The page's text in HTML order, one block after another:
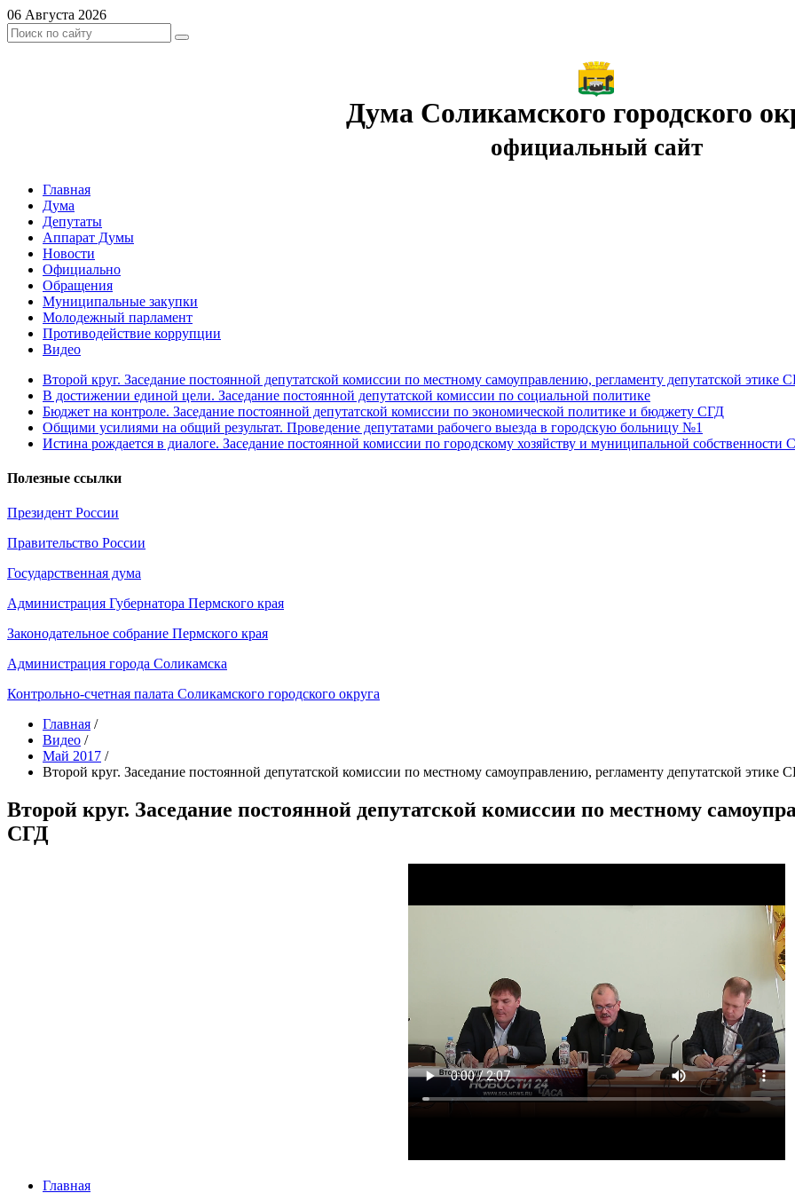
06 Августа 2026
Дума Соликамского городского
официальный сайт
Главная
Дума
Депутаты
Аппарат Думы
Новости
Официально
Обращения
Муниципальные закупки
Молодежный парламент
Противодействие коррупции
Видео
Второй круг. Заседание постоянной депутатской комиссии по местному самоуправлению, регламенту депутатской этике
В достижении единой цели. Заседание постоянной депутатской комиссии по социальной политике
Бюджет на контроле. Заседание постоянной депутатской комиссии по экономической политике и бюджету СГД
Общими усилиями на общий результат. Проведение депутатами рабочего выезда в городскую больницу №1
Истина рождается в диалоге. Заседание постоянной комиссии по городскому хозяйству и муниципальной собственности
Полезные ссылки
Президент России
Правительство России
Государственная дума
Администрация Губернатора Пермского края
Законодательное собрание Пермского края
Администрация города Соликамска
Контрольно-счетная палата Соликамского городского округа
Главная /
Видео /
Май 2017 /
Второй круг. Заседание постоянной депутатской комиссии по местному самоуправлению, регламенту депутатской этике
Второй круг. Заседание постоянной депутатской комиссии по местному
СГД
Главная